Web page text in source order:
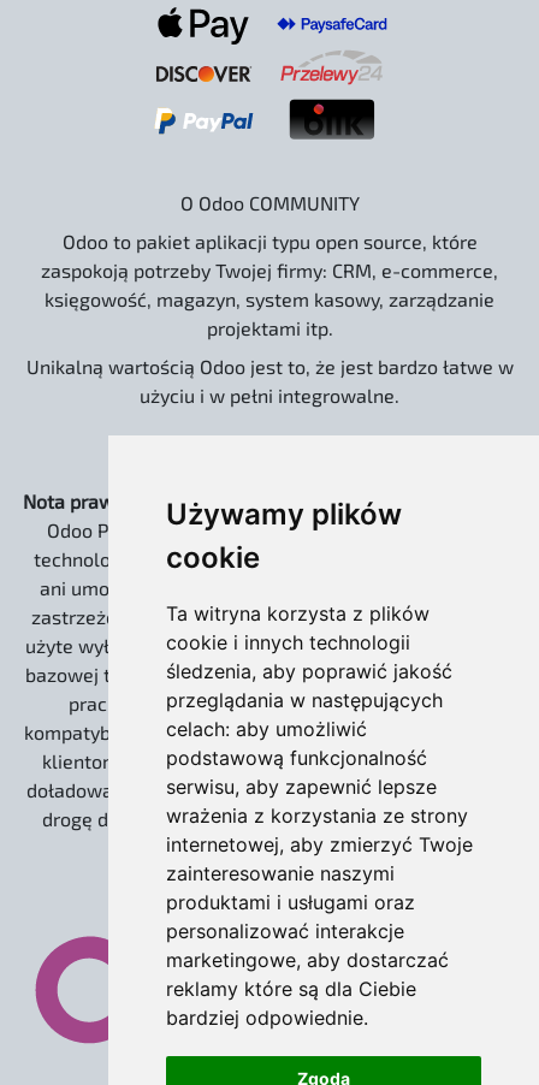
Używamy plików
cookie
Ta witryna korzysta z plików
cookie i innych technologii
śledzenia, aby poprawić jakość
przeglądania w następujących
celach: aby umożliwić
podstawową funkcjonalność
serwisu, aby zapewnić lepsze
wrażenia z korzystania ze strony
internetowej, aby zmierzyć Twoje
zainteresowanie naszymi
produktami i usługami oraz
personalizować interakcje
marketingowe, aby dostarczać
reklamy które są dla Ciebie
bardziej odpowiednie.
Zgoda
O Odoo COMMUNITY
Odoo to pakiet aplikacji typu open source, które
zaspokoją potrzeby Twojej firmy: CRM, e-commerce,
księgowość, magazyn, system kasowy, zarządzanie
projektami itp.
Unikalną wartością Odoo jest to, że jest bardzo łatwe w
użyciu i w pełni integrowalne.
Nota prawna:
Strona www.odoo.com.pl oraz dystrybucja
Odoo Pro EXTREME są niezależnymi rozwiązaniami
technologicznymi. Nie jesteśmy powiązani kapitałowo
ani umową partnerską z Odoo S.A. Słowo „Odoo” jest
zastrzeżonym znakiem towarowym Odoo S.A. i zostało
użyte wyłącznie w celach informacyjnych, do określenia
bazowej technologii open source (Community), na której
pracujemy. Nasze wdrożenia zachowują 100%
kompatybilności z ekosystemem twórców, umożliwiając
klientom korzystanie z płatnych usług Odoo S.A. (np.
doładowania IAP dla leadów) oraz gwarantując otwartą
drogę do ewentualnej migracji na wersję Enterprise.